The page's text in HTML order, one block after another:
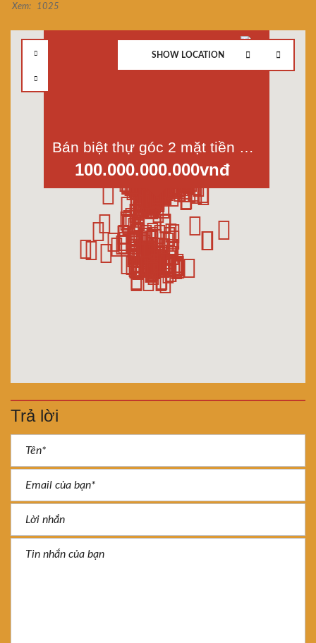
Xem: 1025
Bán biệt thự góc 2 mặt tiền đường Bình Phú, phường 11, quận 6, dt 455 m2
100.000.000.000vnđ
SHOW LOCATION
Trả lời